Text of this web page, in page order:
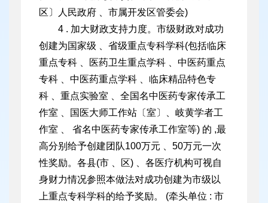
区〕人民政府 、市属开发区管委会)
4 . 加大财政支持力度。市级财政对成功
创建为国家级 、省级重点专科学科(包括临床
重点专科 、医药卫生重点学科 、中医药重点
专科 、中医药重点学科 、临床精品特色专
科 、重点实验室 、全国名中医药专家传承工
作室 、国医大师工作站〔室〕、岐黄学者工
作室 、 省名中医药专家传承工作室等) 的 ,最
高分别给予创建团队100万元 、50万元一次
性奖励。各县(市 、区) 、各医疗机构可视自
身财力情况参照本做法对成功创建为市级以
上重点专科学科的给予奖励。 (牵头单位 : 市